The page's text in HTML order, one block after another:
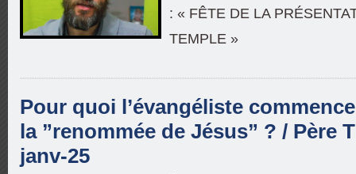
: « FÊTE DE LA
TEMPLE »
Pour quoi l’évangéliste
la ”renommée de Jésus” ? / Père
janv-25